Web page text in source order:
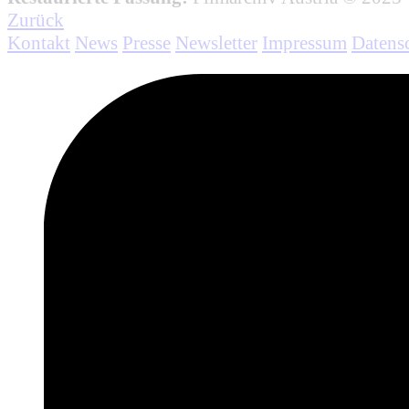
Zurück
Kontakt News Presse Newsletter Impressum